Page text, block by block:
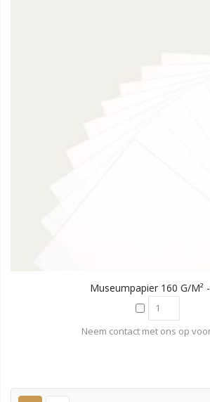
Museumpapier 160 G/m²
Neem contact met ons op